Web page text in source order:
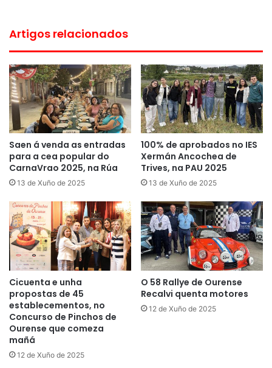
Artigos relacionados
Saen á venda as entradas
para a cea popular do
CarnaVrao 2025, na Rúa
13 de Xuño de 2025
100% de aprobados no IES
Xermán Ancochea de
Trives, na PAU 2025
13 de Xuño de 2025
Cicuenta e unha
propostas de 45
establecementos, no
Concurso de Pinchos de
Ourense que comeza
mañá
12 de Xuño de 2025
O 58 Rallye de Ourense
Recalvi quenta motores
12 de Xuño de 2025